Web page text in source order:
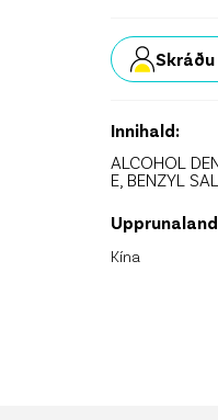
Skráðu
Innihald:
ALCOHOL
E, BENZYL
Kína